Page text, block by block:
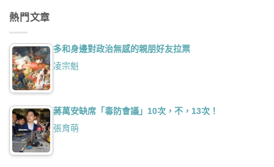
熱門文章
多和身邊對政治無感的親朋好友拉票
凌宗魁
蔣萬安缺席「毒防會議」10次，不，13次！
張育萌